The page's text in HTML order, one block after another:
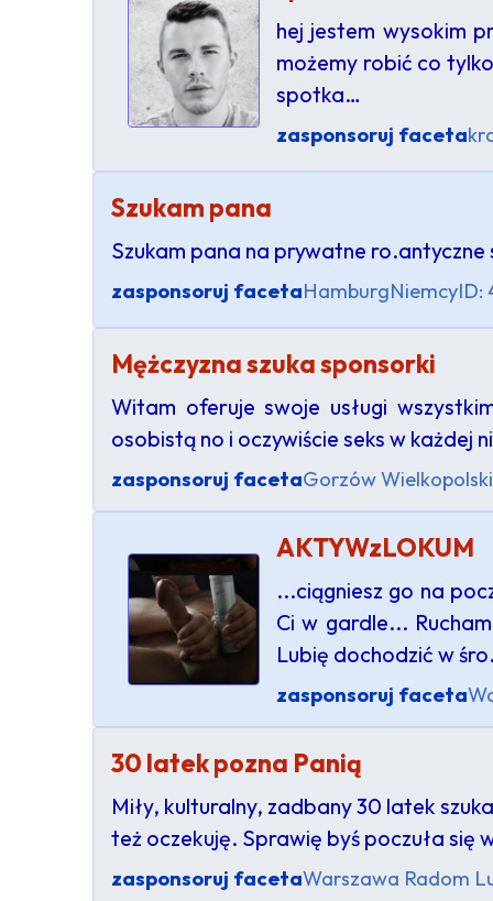
hej jestem wysokim
możemy robić co
spotka…
zasponsoruj faceta
Szukam pana
Szukam pana na prywatne
zasponsoruj facetaHamburgNiemcyID:
Mężczyzna szuka sponsorki
Witam oferuje swoje usługi
osobistą no i oczywiście seks w każdej
zasponsoruj facetaGorzów Wielkopolski
AKTYWzLOKUM
...ciągniesz go na
Ci w gardle...
Lubię dochodzić w
zasponsoruj faceta
30 latek pozna Panią
Miły, kulturalny, zadbany 30 latek
też oczekuję. Sprawię byś poczuła się
zasponsoruj facetaWarszawa Radom